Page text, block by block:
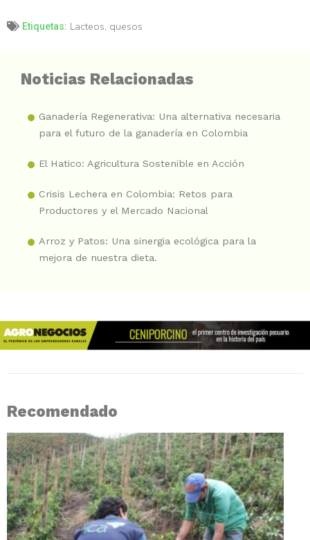
Etiquetas: Lacteos, quesos
Noticias Relacionadas
Ganadería Regenerativa: Una alternativa necesaria
para el futuro de la ganadería en Colombia
El Hatico: Agricultura Sostenible en Acción
Crisis Lechera en Colombia: Retos para
Productores y el Mercado Nacional
Arroz y Patos: Una sinergia ecológica para la
mejora de nuestra dieta.
Recomendado